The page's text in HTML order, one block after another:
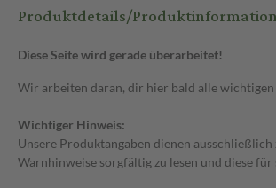
Produktdetails/
Diese Seite wird gerade überarbeitet!
Wir arbeiten daran, dir hier bald alle
Wichtiger Hinweis:
Unsere Produktangaben dienen
Warnhinweise sorgfältig zu lesen und diese